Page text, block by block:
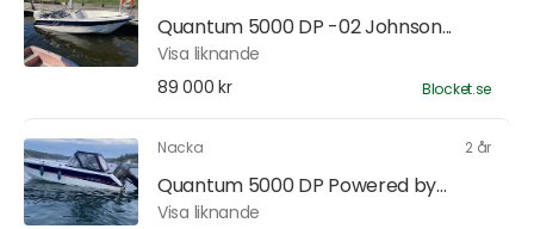
Quantum 5000 DP -02 Johnson...
Visa liknande
89 000 kr
Blocket.se
Nacka 2 år
Quantum 5000 DP Powered by...
Visa liknande